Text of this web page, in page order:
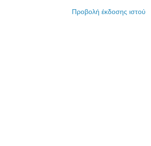
Προβολή έκδοσης ιστού